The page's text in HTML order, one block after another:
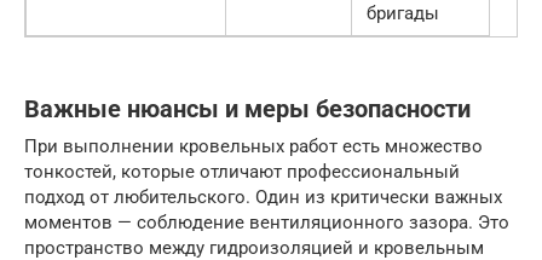
бригады
Важные нюансы и меры безопасности
При выполнении кровельных работ есть множество
тонкостей, которые отличают профессиональный
подход от любительского. Один из критически важных
моментов — соблюдение вентиляционного зазора. Это
пространство между гидроизоляцией и кровельным